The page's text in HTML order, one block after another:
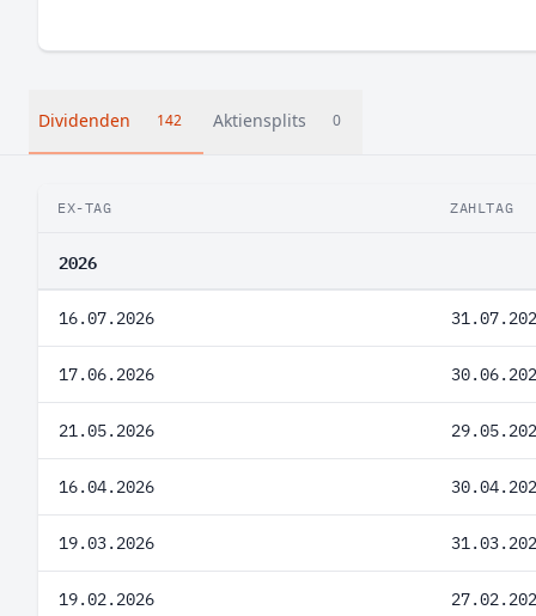
Dividenden 142 Aktiensplits 0
EX-TAG ZAHLTAG
2026
16.07.2026
17.06.2026
21.05.2026
16.04.2026
19.03.2026
19.02.2026